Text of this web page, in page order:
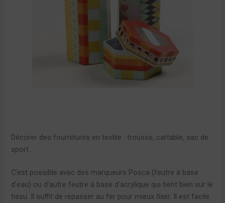
Décorer des fournitures en textile : trousse, cartable, sac de
sport…
C’est possible avec des marqueurs Posca (feutre à base
d’eau) ou d’autre feutre à base d’acrylique qui tient bien sur le
tissu. Il suffit de repasser au fer pour mieux fixer. Il est facile